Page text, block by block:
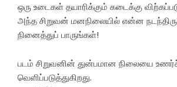
ஒரு உடைகள் தயாரிக்கும் கடைக்கு
அந்த சிறுவன் மனநிலையில் என்ன
நினைத்துப் பாருங்கள்!
படம் சிறுவனின் துன்பமான நிலையை
வெளிப்படுத்துகிறது.